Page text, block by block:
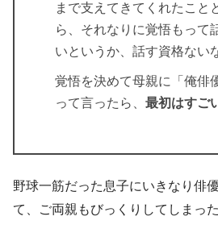
まで支えてきてくれたこと
ら、それなりに覚悟もって
いというか、話す資格ない
覚悟を決めて母親に「俺俳
って言ったら、 最初はすご
野球一筋だった息子にいきなり俳
て、ご両親もびっくりしてしまっ